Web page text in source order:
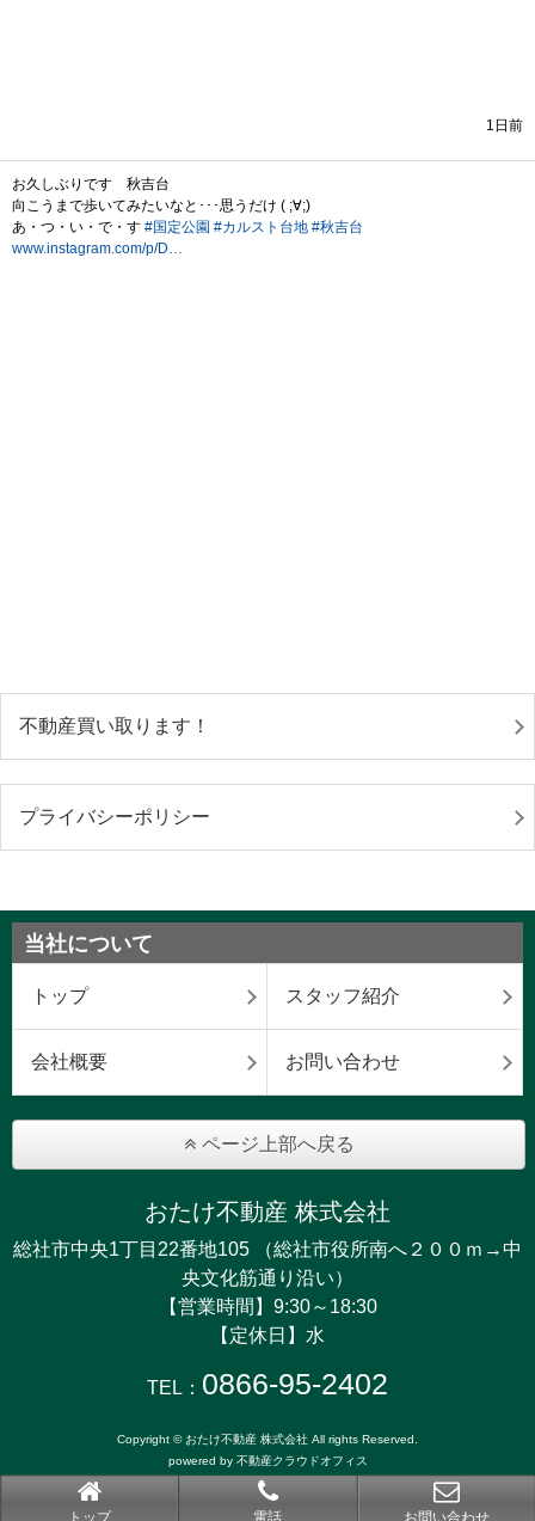
トップ 電話 お問い合わせ
不動産買い取ります！
プライバシーポリシー
当社について
トップ スタッフ紹介
会社概要 お問い合わせ
ページ上部へ戻る
おたけ不動産 株式会社
総社市中央1丁目22番地105 （総社市役所南へ２００ｍ→中
央文化筋通り沿い）
【営業時間】9:30～18:30
【定休日】水
TEL： 0866-95-2402
Copyright © おたけ不動産 株式会社 All rights Reserved.
powered by 不動産クラウドオフィス